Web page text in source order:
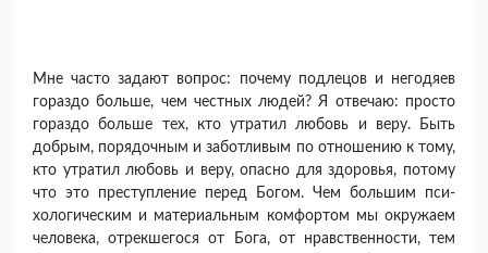
Мне часто задают вопрос: почему подлецов и негодяев
гораздо больше, чем честных людей? Я отвечаю: просто
гораздо больше тех, кто утра­тил любовь и веру. Быть
добрым, порядочным и заботливым по отношению к тому,
кто утратил любовь и веру, опасно для здоровья, потому
что это преступление перед Богом. Чем большим пси­
хологическим и материальным комфортом мы окружаем
человека, отрекшегося от Бога, от нрав­ственности, тем